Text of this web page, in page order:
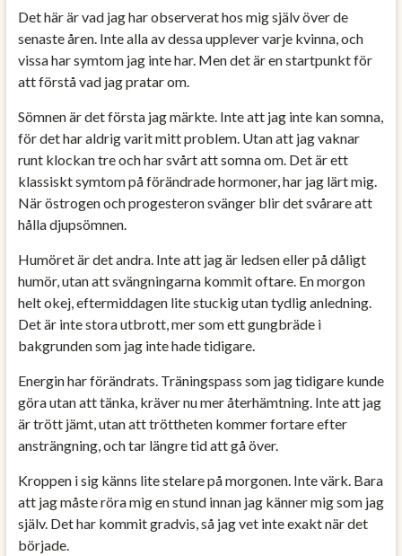
Det här är vad jag har observerat hos mig själv över de
senaste åren. Inte alla av dessa upplever varje kvinna, och
vissa har symtom jag inte har. Men det är en startpunkt för
att förstå vad jag pratar om.
Sömnen är det första jag märkte. Inte att jag inte kan somna,
för det har aldrig varit mitt problem. Utan att jag vaknar
runt klockan tre och har svårt att somna om. Det är ett
klassiskt symtom på förändrade hormoner, har jag lärt mig.
När östrogen och progesteron svänger blir det svårare att
hålla djupsömnen.
Humöret är det andra. Inte att jag är ledsen eller på dåligt
humör, utan att svängningarna kommit oftare. En morgon
helt okej, eftermiddagen lite stuckig utan tydlig anledning.
Det är inte stora utbrott, mer som ett gungbräde i
bakgrunden som jag inte hade tidigare.
Energin har förändrats. Träningspass som jag tidigare kunde
göra utan att tänka, kräver nu mer återhämtning. Inte att jag
är trött jämt, utan att tröttheten kommer fortare efter
ansträngning, och tar längre tid att gå över.
Kroppen i sig känns lite stelare på morgonen. Inte värk. Bara
att jag måste röra mig en stund innan jag känner mig som jag
själv. Det har kommit gradvis, så jag vet inte exakt när det
började.